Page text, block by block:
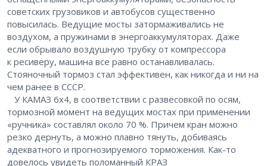
советских грузовиков и автобусов существенно
повысилась. Ведущие мосты затормаживались не
воздухом, а пружинами в энергоаккумуляторах. Даже
если обрывало воздушную трубку от компрессора
к ресиверу, машина все равно останавливалась.
Стояночный тормоз стал эффективен, как никогда и ни на
чем ранее в СССР.
У КАМАЗ 6х4, в соответствии с развесовкой по осям,
тормозной момент на ведущих мостах при применении
«ручника» составлял около 70 %. Причем кран можно
резко дернуть, а можно плавно тянуть, добиваясь
адекватного и прогнозируемого торможения. Как-то
довелось увидеть поломанный КРАЗ